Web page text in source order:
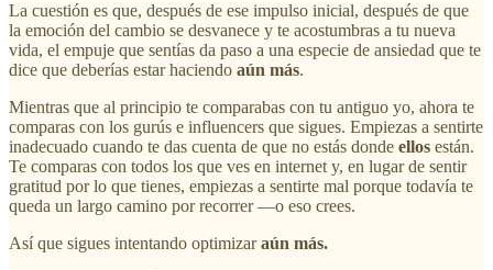
La cuestión es que, después de ese impulso inicial, después de que
la emoción del cambio se desvanece y te acostumbras a tu nueva
vida, el empuje que sentías da paso a una especie de ansiedad que te
dice que deberías estar haciendo aún más.
Mientras que al principio te comparabas con tu antiguo yo, ahora te
comparas con los gurús e influencers que sigues. Empiezas a sentirte
inadecuado cuando te das cuenta de que no estás donde ellos están.
Te comparas con todos los que ves en internet y, en lugar de sentir
gratitud por lo que tienes, empiezas a sentirte mal porque todavía te
queda un largo camino por recorrer —o eso crees.
Así que sigues intentando optimizaraún más.